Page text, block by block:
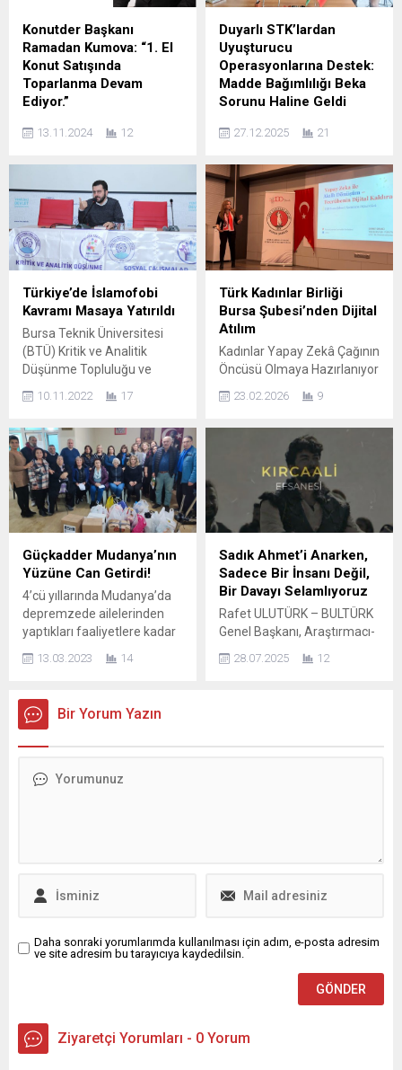
Konutder Başkanı
Ramadan Kumova: “1. El
Konut Satışında
Toparlanma Devam
Ediyor.”
Kumova, bugün TÜİK
2024 Konut Satış
İstatistikleri verilerini
değerlendirdi. Türkiye
genelinde konut satışları
Ekim ayında bir önceki yılın
aynı ayına göre %76,1
oranında artarak 165 bin
138 oldu. Son aylardaki
hareketlilik katlanarak
devam ediyor. Eylül’de 140
bin seviyesindeki artış ile
son 21 ayın rekoru...
13.11.2024 12
Duyarlı STK’lardan
Uyuşturucu
Operasyonlarına Destek:
Madde Bağımlılığı Beka
Sorunu Haline Geldi
Başsavcılığı’nın başlattığı
soruşturması, ünlü isimlerin
gözaltına alınmasının
ardından dikkatleri bir kez
daha Türkiye’deki madde
bağımlılığı sorununa çevirdi.
Yüksek sesle dillendirilen
uyarılara rağmen,
bağımlılıkla mücadele hala
yeterince etkili olamıyor.
kuruluşları (STK’lar) bu kez
operasyonlara destek
vererek, Türkiye’deki madde
boyutlarını bir kez...
27.12.2025 21
Türkiye’de İslamofobi
Kavramı Masaya Yatırıldı
Bursa Teknik Üniversitesi
(BTÜ) Kritik ve Analitik
Düşünme Topluluğu ve
Topluluğu, Yıldırım
Hareketi katkılarıyla
‘Türkiye’de İslamofobi’
başlıklı bir konferans
düzenledi. BTÜ Yıldırım
Bayezid Yerleşkesinde çok
sayıda öğrencinin katılımıyla
8 Kasım’da gerçekleşen
konferansın konuğu Türk-
üyesi Doç. Dr. Enes Bayraklı
oldu. HABER OSMAN
ÇETİN...
10.11.2022 17
Türk Kadınlar Birliği
Bursa Şubesi’nden Dijital
Atılım
Kadınlar Yapay Zekâ Çağının
Öncüsü Olmaya Hazırlanıyor
Bursa Şubesi, köklü
önemli dönüşüm
alanlarından biri olan yapay
zekâ teknolojileriyle
buluşturan dikkat çekici bir
etkinliğe imza attı.
Kadınların dijital dünyadaki
rolünü güçlendirmeyi
hedefleyen söyleşi, teknoloji
ile toplumsal gelişimi bir
araya getirerek Bursa’da
önemli bir...
23.02.2026 9
Güçkadder Mudanya’nın
Yüzüne Can Getirdi!
4’cü yıllarında Mudanya’da
depremzede ailelerinden
yaptıkları faaliyetlere kadar
atan Mudanya Güçlü
hedeflere yelken açtı.
Dernek Başkanı İpek
çalışmalarımızla
Ekip arkadaşlarımla...
13.03.2023 14
Sadık Ahmet’i Anarken,
Sadece Bir İnsanı Değil,
Bir Davayı Selamlıyoruz
Rafet ULUTÜRK – BULTÜRK
Genel Başkanı, Araştırmacı-
direniş lideri Kırcı Ali’nin, 800
28.07.2025 12
Bir Yorum Yazın
Daha sonraki yorumlarımda kullanılması için adım, e-posta adresim
ve site adresim bu tarayıcıya kaydedilsin.
Ziyaretçi Yorumları - 0 Yorum